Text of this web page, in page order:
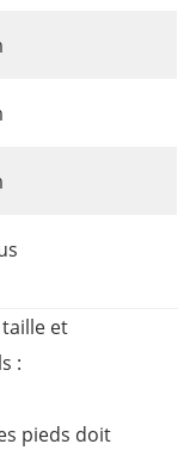
et
:
pieds doit